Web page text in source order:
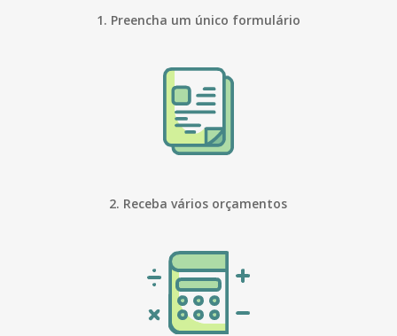
1. Preencha um único formulário
2. Receba vários orçamentos